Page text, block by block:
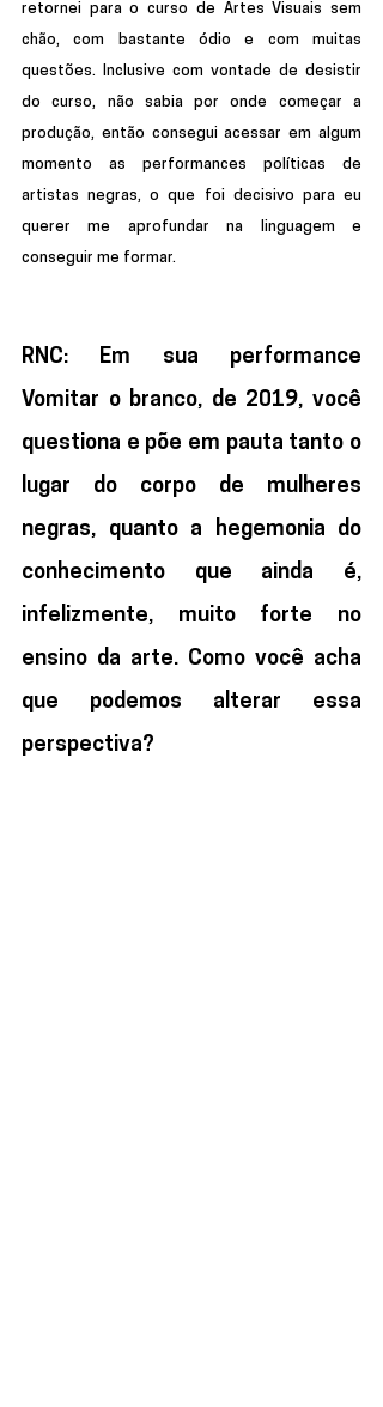
retornei para o curso de Artes Visuais sem
chão, com bastante ódio e com muitas
questões. Inclusive com vontade de desistir
do curso, não sabia por onde começar a
produção, então consegui acessar em algum
momento as performances políticas de
artistas negras, o que foi decisivo para eu
querer me aprofundar na linguagem e
conseguir me formar.
RNC: Em sua performance
Vomitar o branco, de 2019, você
questiona e põe em pauta tanto o
lugar do corpo de mulheres
negras, quanto a hegemonia do
conhecimento que ainda é,
infelizmente, muito forte no
ensino da arte. Como você acha
que podemos alterar essa
perspectiva?